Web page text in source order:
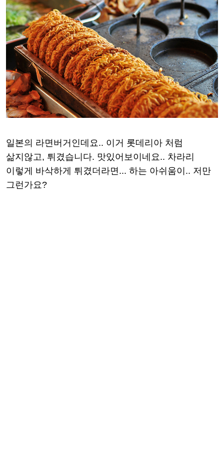
일본의 라면버거인데요.. 이거 롯데리아 처럼
삶지않고, 튀겼습니다. 맛있어보이네요.. 차라리
이렇게 바삭하게 튀겼더라면... 하는 아쉬움이.. 저만
그런가요?